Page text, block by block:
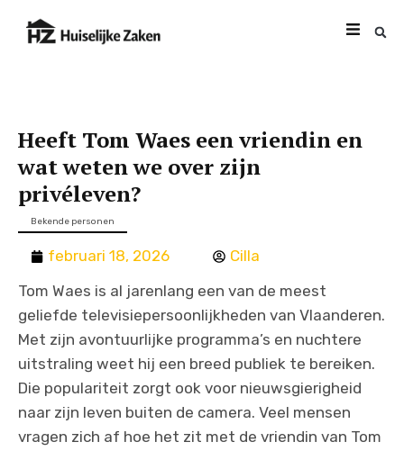
Heeft Tom Waes een vriendin en
wat weten we over zijn
privéleven?
Bekende personen
februari 18, 2026
Cilla
Tom Waes is al jarenlang een van de meest
geliefde televisiepersoonlijkheden van Vlaanderen.
Met zijn avontuurlijke programma’s en nuchtere
uitstraling weet hij een breed publiek te bereiken.
Die populariteit zorgt ook voor nieuwsgierigheid
naar zijn leven buiten de camera. Veel mensen
vragen zich af hoe het zit met de vriendin van Tom